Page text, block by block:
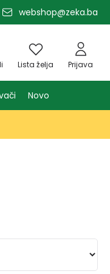
webshop@zeka.ba
Lista želja Prijava
Novo